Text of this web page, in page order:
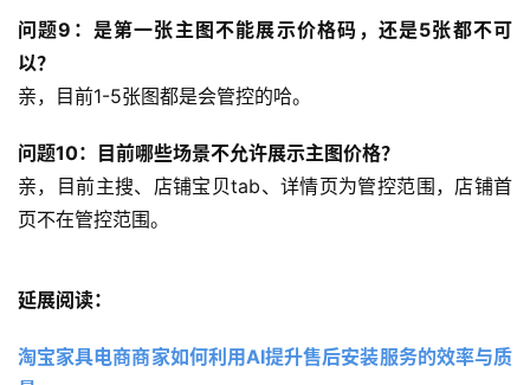
问题9：是第一张主图不能展示价格码，还是5张都不可
以？
亲，目前1-5张图都是会管控的哈。
问题10：目前哪些场景不允许展示主图价格？
亲，目前主搜、店铺宝贝tab、详情页为管控范围，店铺首
页不在管控范围。
延展阅读：
淘宝家具电商商家如何利用AI提升售后安装服务的效率与质